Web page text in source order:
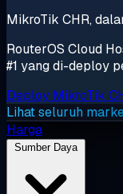
MikroTik CHR,
RouterOS Cloud
#1 yang di-deploy
Deploy MikroTik
Lihat seluruh
Harga
Sumber Daya